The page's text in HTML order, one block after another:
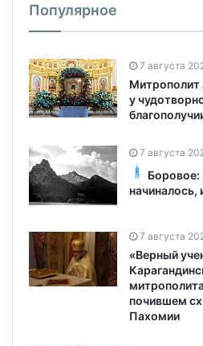
Популярное
7 августа
Митрополит
у
7 августа
Боровое:
начиналось,
7 августа
«Верный
почившем
Пахомии